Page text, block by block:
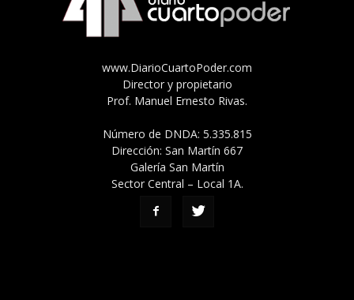
www.DiarioCuartoPoder.com
Director y propietario
Prof. Manuel Ernesto Rivas.
Número de DNDA: 5.335.815
Dirección: San Martín 667
Galería San Martín
Sector Central – Local 1A.